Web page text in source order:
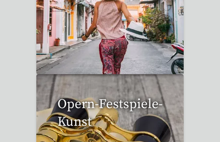
95 Reisen gefunden
Opern-Festspiele-
Kunst